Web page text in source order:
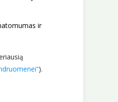
ir
).